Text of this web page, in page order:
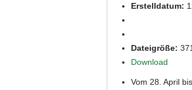
Erstelldatum:
Dateigröße:
Download
Vom 28. April